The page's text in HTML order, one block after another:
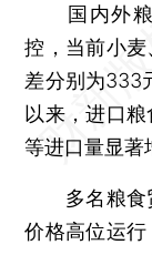
国内外粮
控，当前小
差分别为333
以来，进口
等进口量显著
多名粮食贸
价格高位运